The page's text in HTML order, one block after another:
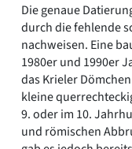
Die genaue
durch die fehlende
nachweisen. Eine
1980er und 1990er
das Krieler
kleine
9. oder im 10.
und römischen